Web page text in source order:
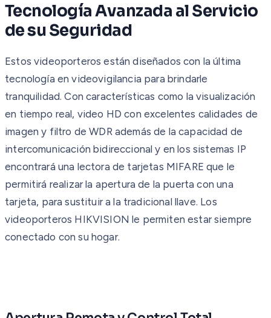
Tecnología Avanzada al Servicio
de su Seguridad
Estos videoporteros están diseñados con la última
tecnología en videovigilancia para brindarle
tranquilidad. Con características como la visualización
en tiempo real, video HD con excelentes calidades de
imagen y filtro de WDR además de la capacidad de
intercomunicación bidireccional y en los sistemas IP
encontrará una lectora de tarjetas MIFARE que le
permitirá realizar la apertura de la puerta con una
tarjeta, para sustituir a la tradicional llave. Los
videoporteros HIKVISION le permiten estar siempre
conectado con su hogar.